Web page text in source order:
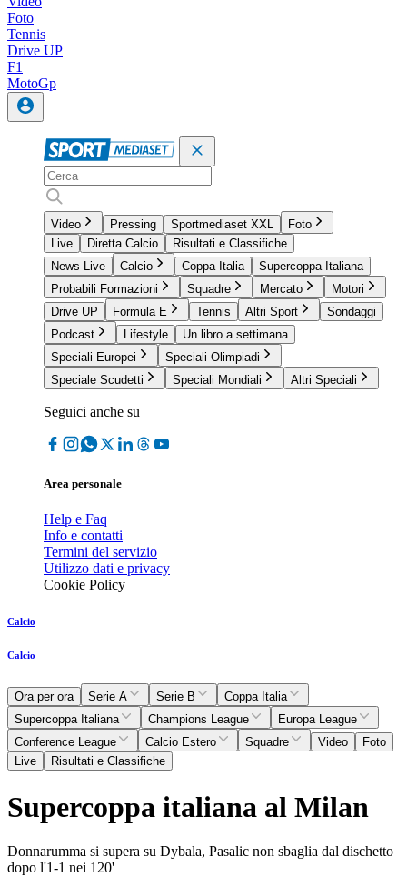
Foto
Tennis
Drive UP
F1
MotoGp
Video Pressing Sportmediaset XXL
Foto
Live
Diretta Calcio
Risultati e Classifiche
News Live
Calcio Coppa Italia
Supercoppa Italiana
Probabili Formazioni
Squadre Mercato
Motori
Drive UP
Formula E Tennis Altri Sport
Sondaggi
Podcast
Lifestyle
Un libro a settimana
Speciali Europei
Speciali Olimpiadi
Speciale Scudetti
Speciali Mondiali Altri Speciali
Seguici anche su
Area personale
Help e Faq
Info e contatti
Termini del servizio
Utilizzo dati e privacy
Cookie Policy
Calcio
Calcio
Ora per ora Serie A Serie B
Coppa Italia
Supercoppa Italiana
Champions League
Europa League
Conference League
Calcio Estero Squadre Video
Foto
Live
Risultati e Classifiche
Supercoppa italiana al Milan
Donnarumma si supera su Dybala, Pasalic non sbaglia dal dischetto
dopo l'1-1 nei 120'